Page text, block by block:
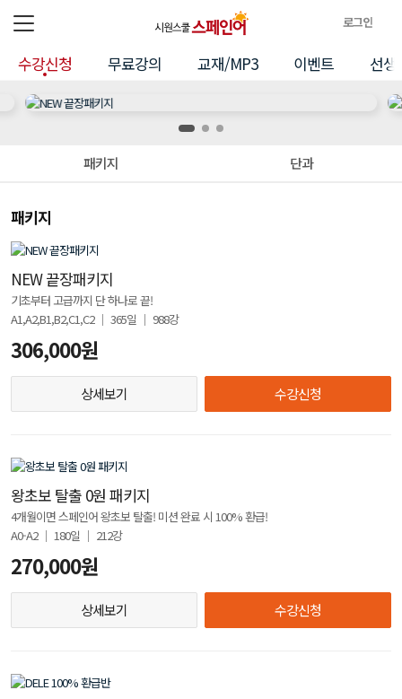
로그인
수강신청 무료강의 교재/MP3 이벤트 선생
패키지 단과
패키지
NEW 끝장패키지
기초부터 고급까지 단 하나로 끝!
A1,A2,B1,B2,C1,C2 │ 365일 │ 988강
306,000원
상세보기 수강신청
왕초보 탈출 0원 패키지
4개월이면 스페인어 왕초보 탈출! 미션 완료 시 100% 환급!
A0-A2 │ 180일 │ 212강
270,000원
상세보기 수강신청